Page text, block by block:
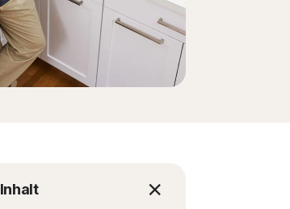
Inhalt